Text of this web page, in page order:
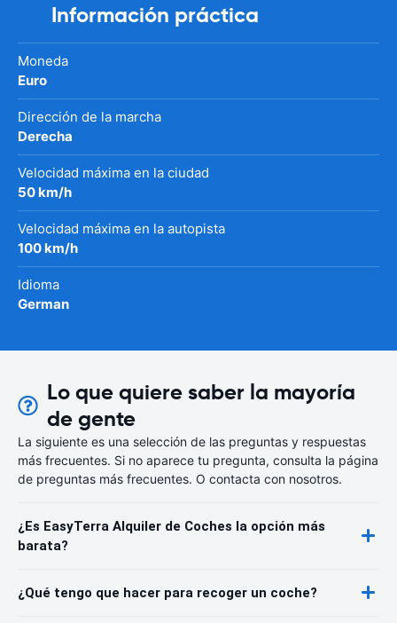
Información práctica
Moneda
Euro
Dirección de la marcha
Derecha
Velocidad máxima en la ciudad
50 km/h
Velocidad máxima en la autopista
100 km/h
Idioma
German
Lo que quiere saber la mayoría
de gente
La siguiente es una selección de las preguntas y respuestas
más frecuentes. Si no aparece tu pregunta, consulta la página
de preguntas más frecuentes. O contacta con nosotros.
¿Es EasyTerra Alquiler de Coches la opción más
barata?
¿Qué tengo que hacer para recoger un coche?